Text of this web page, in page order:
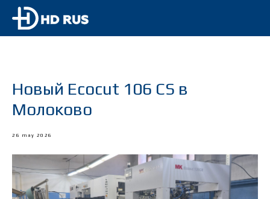
Новый Ecocut 106 CS в
Молоково
26 may 2026